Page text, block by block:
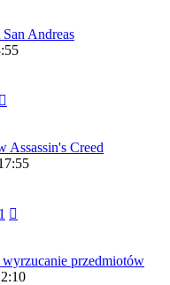
Andreas
Assassin's Creed
przedmiotów